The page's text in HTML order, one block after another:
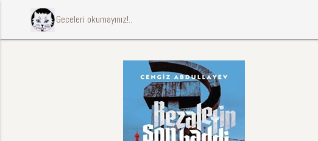
ccccci Geceleri okumayınız!..